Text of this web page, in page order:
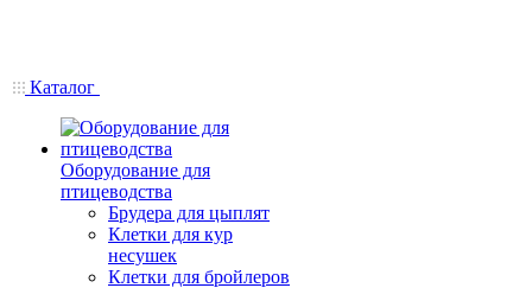
Каталог
Оборудование для
птицеводства
Брудера для цыплят
Клетки для кур
несушек
Клетки для бройлеров